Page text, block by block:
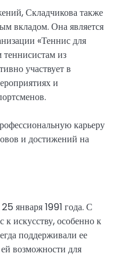
Складчикова также
вкладом. Она является
«Теннис для
теннисистам из
участвует в
и
карьеру
и достижений на
января 1991 года. С
к искусству, особенно к
поддерживали ее
ей возможности для